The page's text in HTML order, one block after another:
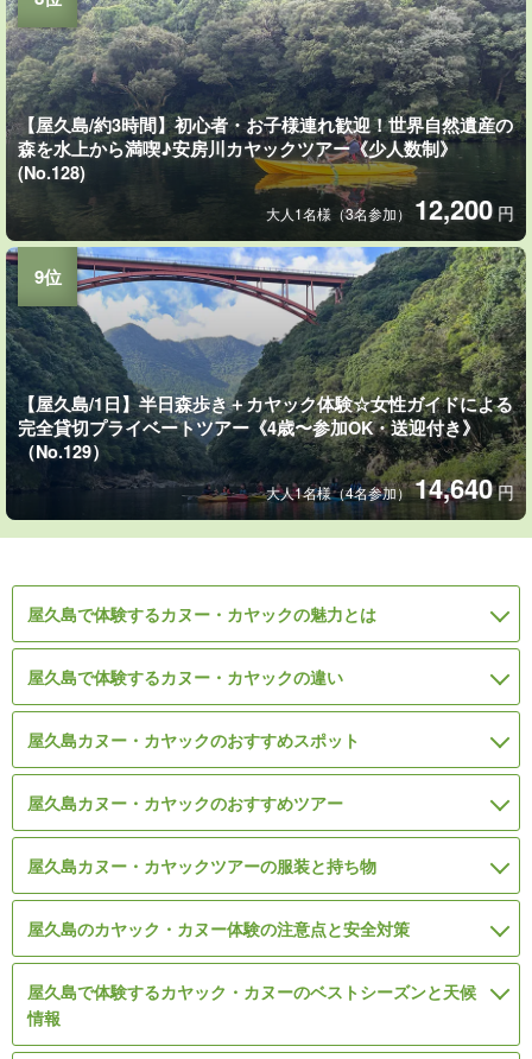
【屋久島/約3時間】初心者・お子様連れ歓迎！世界自然遺産の
森を水上から満喫♪安房川カヤックツアー《少人数制》
(No.128)
大人1名様（3名参加） 12,200 円
【屋久島/1日】半日森歩き＋カヤック体験☆女性ガイドによる
完全貸切プライベートツアー《4歳〜参加OK・送迎付き》
（No.129）
大人1名様（4名参加）14,640 円
屋久島で体験するカヌー・カヤックの魅力とは
屋久島で体験するカヌー・カヤックの違い
屋久島カヌー・カヤックのおすすめスポット
屋久島カヌー・カヤックのおすすめツアー
屋久島カヌー・カヤックツアーの服装と持ち物
屋久島のカヤック・カヌー体験の注意点と安全対策
屋久島で体験するカヤック・カヌーのベストシーズンと天候
情報